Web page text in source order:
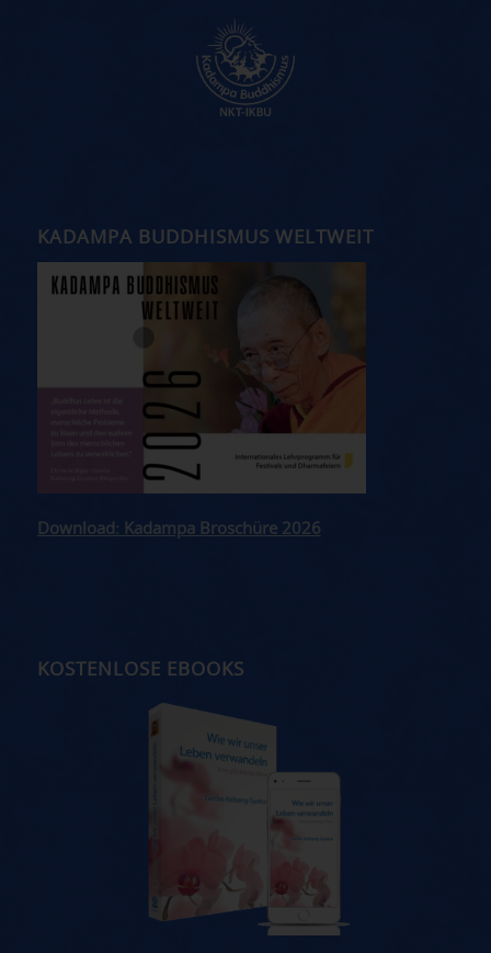
KADAMPA BUDDHISMUS WELTWEIT
Download: Kadampa Broschüre 2026
KOSTENLOSE EBOOKS